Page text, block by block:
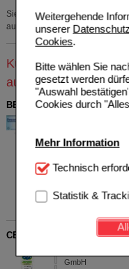
Weitergehende
unserer
Cookies.
Bitte wählen Sie
gesetzt werden
"Auswahl
Cookies durch
Mehr Information
Technisch
Website notwendig
Kundenkonto),
werden kann.
Einkaufserlebnis
Technisch
Statistik &
Sie müssen sich anmelden um
aufzunehmen.
Kunden, die dieses
auch
BEPANTHEN Augen- und
10g Augen- u.
CETAPHIL
GmbH